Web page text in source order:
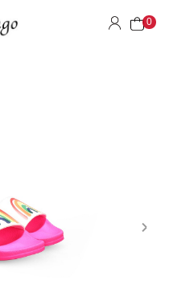
0
next